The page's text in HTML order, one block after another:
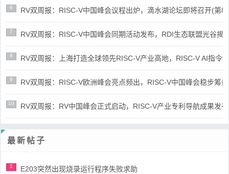
6 RV双周报：RISC-V中国峰会议程出炉，滴水湖论坛即将召开(第
7 RV双周报：RISC-V中国峰会同期活动发布，RDI生态联盟光谷揭
8 RV双周报：上海打造全球领先RISC-V产业高地，RISC-V AI指令
9 RV双周报：RISC-V欧洲峰会亮点频出，RISC-V中国峰会稳步筹
10 RV双周报：RV中国峰会正式启动，RISC-V产业专利导航成果发
最新帖子
1 E203突然出现烧录运行程序失败求助